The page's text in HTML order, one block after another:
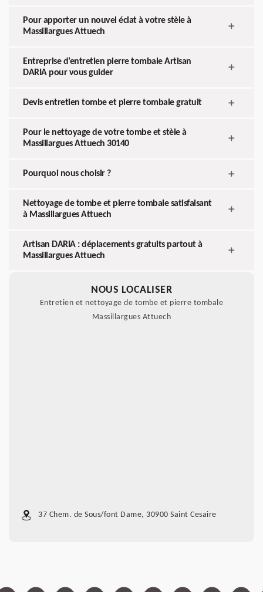
Pour apporter un nouvel éclat à votre stèle à
Massillargues Attuech
Entreprise d’entretien pierre tombale Artisan
DARIA pour vous guider
Devis entretien tombe et pierre tombale gratuit
Pour le nettoyage de votre tombe et stèle à
Massillargues Attuech 30140
Pourquoi nous choisir ?
Nettoyage de tombe et pierre tombale satisfaisant
à Massillargues Attuech
Artisan DARIA : déplacements gratuits partout à
Massillargues Attuech
NOUS LOCALISER
Entretien et nettoyage de tombe et pierre tombale
Massillargues Attuech
37 Chem. de Sous/font Dame, 30900 Saint Cesaire